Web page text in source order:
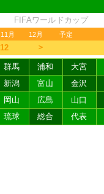
FIFAワールドカップ
11月 12月 予定
12 ＞
群馬 浦和 大宮
新潟 富山 金沢
岡山 広島 山口
琉球 総合 代表